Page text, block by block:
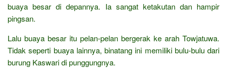
buaya besar di depannya. Ia sangat ketakutan dan hampir
pingsan.
Lalu buaya besar itu pelan-pelan bergerak ke arah Towjatuwa.
Tidak seperti buaya lainnya, binatang ini memiliki bulu-bulu dari
burung Kaswari di punggungnya.